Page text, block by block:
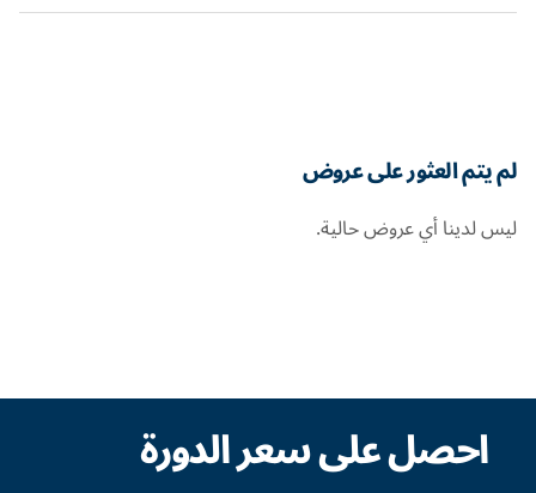
لم يتم العثور على عروض
ليس لدينا أي عروض حالية.
احصل على سعر الدورة